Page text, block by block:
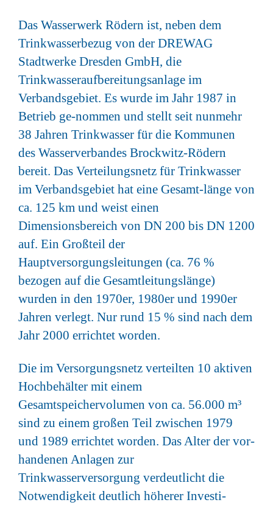
Das Wasserwerk Rödern ist, neben dem
Trinkwasserbezug von der DREWAG
Stadtwerke Dresden GmbH, die
Trinkwasseraufbereitungsanlage im
Verbandsgebiet. Es wurde im Jahr 1987 in
Betrieb ge-nommen und stellt seit nunmehr
38 Jahren Trinkwasser für die Kommunen
des Wasserverbandes Brockwitz-Rödern
bereit. Das Verteilungsnetz für Trinkwasser
im Verbandsgebiet hat eine Gesamt-länge von
ca. 125 km und weist einen
Dimensionsbereich von DN 200 bis DN 1200
auf. Ein Großteil der
Hauptversorgungsleitungen (ca. 76 %
bezogen auf die Gesamtleitungslänge)
wurden in den 1970er, 1980er und 1990er
Jahren verlegt. Nur rund 15 % sind nach dem
Jahr 2000 errichtet worden.
Die im Versorgungsnetz verteilten 10 aktiven
Hochbehälter mit einem
Gesamtspeichervolumen von ca. 56.000 m³
sind zu einem großen Teil zwischen 1979
und 1989 errichtet worden. Das Alter der vor-
handenen Anlagen zur
Trinkwasserversorgung verdeutlicht die
Notwendigkeit deutlich höherer Investi-